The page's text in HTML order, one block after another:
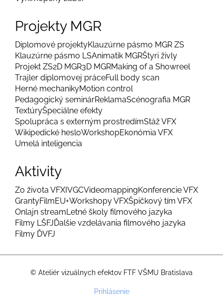
Projekty MGR
Diplomové projektyKlauzúrne pásmo MGR ZS
Klauzúrne pásmo LSAnimatik MGRŠtyri živly
Projekt ZS2D MGR3D MGRMaking of a Showreel
Trajler diplomovej práceFull body scan
Herné mechanikyMotion control
Pedagogický seminárReklamaScénografia MGR
TextúryŠpeciálne efekty
Spolupráca s externým prostredímStáž VFX
Wikipedické hesloWorkshopEkonómia VFX
Umelá inteligencia
Aktivity
Zo života VFXIVGCVideomappingKonferencie VFX
GrantyFilmEU+Workshopy VFXŠpičkový tím VFX
Onlajn streamLetné školy filmového jazyka
Filmy LŠFJĎalšie vzdelávania filmového jazyka
Filmy ĎVFJ
© Ateliér vizuálnych efektov FTF VŠMU Bratislava
Prihlásenie